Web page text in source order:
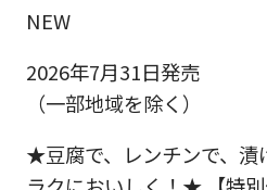
NEW
2026年7月31日発売
（一部地域を除く）
★豆腐で、レンチンで、漬